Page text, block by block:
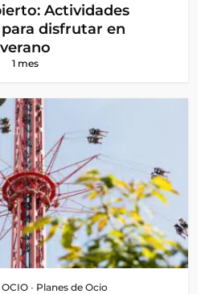
Actividades
disfrutar en
verano
1 mes
• Planes de Ocio